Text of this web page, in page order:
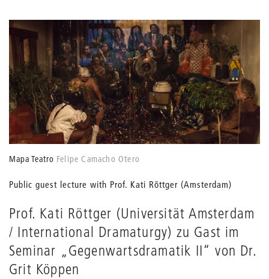
Mapa Teatro Felipe Camacho Otero
Public guest lecture with Prof. Kati Röttger (Amsterdam)
Prof. Kati Röttger (Universität Amsterdam
/ International Dramaturgy) zu Gast im
Seminar „Gegenwartsdramatik II“ von Dr.
Grit Köppen